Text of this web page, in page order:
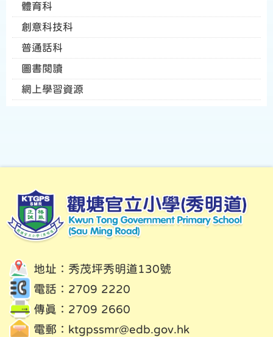
體育科
創意科技科
普通話科
圖書閱讀
網上學習資源
地址：秀茂坪秀明道130號
電話：2709 2220
傳真：2709 2660
電郵： ktgpssmr@edb.gov.hk